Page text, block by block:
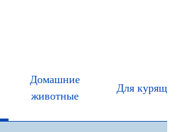
Домашние
животные
Для